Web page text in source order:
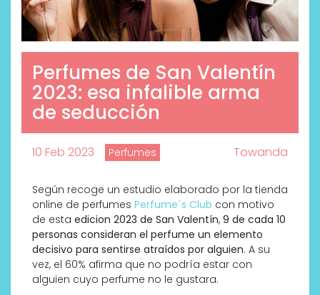
Perfumes de San Valentín
2023: esa infalible arma
de seducción
10 Feb 2023 Perfumes Towanda
Según recoge un estudio elaborado por la tienda
online de perfumes Perfume´s Club con motivo
de esta edicion 2023 de San Valentín, 9 de cada 10
personas consideran el perfume un elemento
decisivo para sentirse atraídos por alguien. A su
vez, el 60% afirma que no podría estar con
alguien cuyo perfume no le gustara.